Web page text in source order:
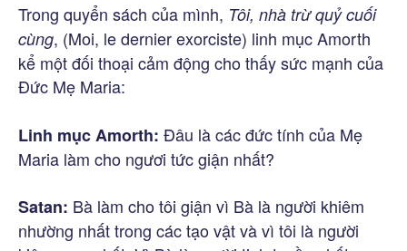
Trong quyển sách của mình, Tôi, nhà trừ quỷ cuối
cùng, (Moi, le dernier exorciste) linh mục Amorth
kể một đối thoại cảm động cho thấy sức mạnh của
Đức Mẹ Maria:
Linh mục Amorth: Đâu là các đức tính của Mẹ
Maria làm cho ngươi tức giận nhất?
Satan: Bà làm cho tôi giận vì Bà là người khiêm
nhường nhất trong các tạo vật và vì tôi là người